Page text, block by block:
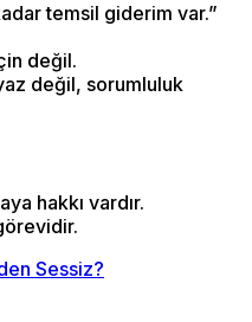
temsil giderim var.”
değil.
değil, sorumluluk
hakkı vardır.
Sessiz?